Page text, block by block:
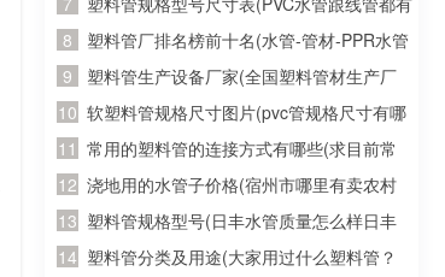
哪些规格的？)
塑料管厂排名榜前十名(水管-管材-PPR水管
十大品牌榜中榜，2011年管业十大品牌？)
塑料管生产设备厂家(全国塑料管材生产厂
家有哪些知名的)
软塑料管规格尺寸图片(pvc管规格尺寸有哪
几种？主要是直径是多少？)
常用的塑料管的连接方式有哪些(求目前常
用塑料管材的接口方式以及使用范围)
浇地用的水管子价格(宿州市哪里有卖农村
使用灌溉土地的水管，质量如何？大概多少
钱一米？请知道的朋友能告诉我..急急
塑料管规格型号(日丰水管质量怎么样日丰
水管哪个颜色日丰水管多少钱一米)
塑料管分类及用途(大家用过什么塑料管？